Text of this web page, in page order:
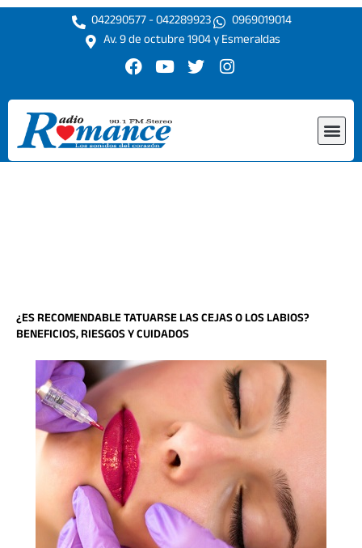
Ir
042290577 - 042289923
0969019014
Av. 9 de octubre 1904 y Esmeraldas
F
c
e
b
o
o
Y
u
t
u
b
e
T
i
r
I
s
r
¿ES RECOMENDABLE TATUARSE LAS CEJAS O LOS LABIOS?
BENEFICIOS, RIESGOS Y CUIDADOS